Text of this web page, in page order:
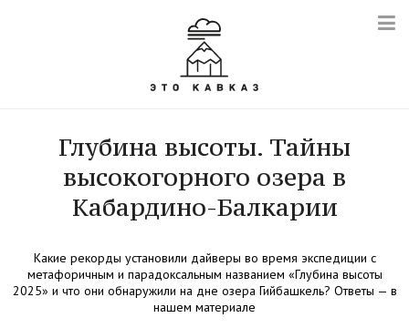
Глубина высоты. Тайны
высокогорного озера в
Кабардино-Балкарии
Какие рекорды установили дайверы во время экспедиции с
метафоричным и парадоксальным названием «Глубина высоты
2025» и что они обнаружили на дне озера Гийбашкель? Ответы — в
нашем материале